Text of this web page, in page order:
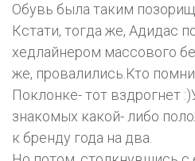
Обувь была таким
Кстати, тогда же, Адидас
хедлайнером массового
же, провалились.Кто
Поклонке- тот вздрогнет
знакомых какой- либо
к бренду года на два.